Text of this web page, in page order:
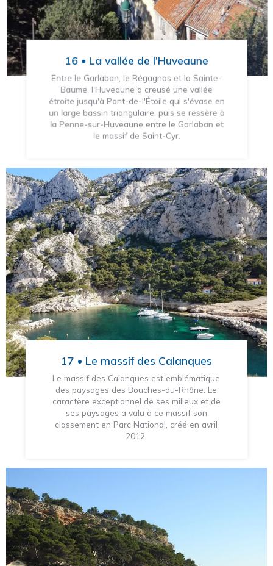
16 • La vallée de l’Huveaune
Entre le Garlaban, le Régagnas et la Sainte-
Baume, l'Huveaune a creusé une vallée
étroite jusqu'à Pont-de-l'Étoile qui s'évase en
un large bassin triangulaire, puis se ressère à
la Penne-sur-Huveaune entre le Garlaban et
le massif de Saint-Cyr.
17 • Le massif des Calanques
Le massif des Calanques est emblématique
des paysages des Bouches-du-Rhône. Le
caractère exceptionnel de ses milieux et de
ses paysages a valu à ce massif son
classement en Parc National, créé en avril
2012.